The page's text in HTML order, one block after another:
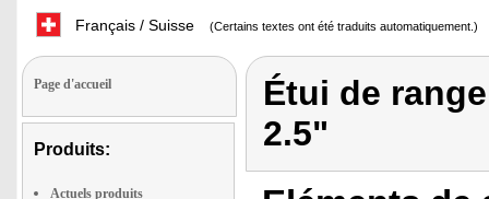
Français / Suisse (Certains textes ont été traduits automatiquement.)
Page d'accueil
Produits:
Actuels produits
Étui de
2.5"